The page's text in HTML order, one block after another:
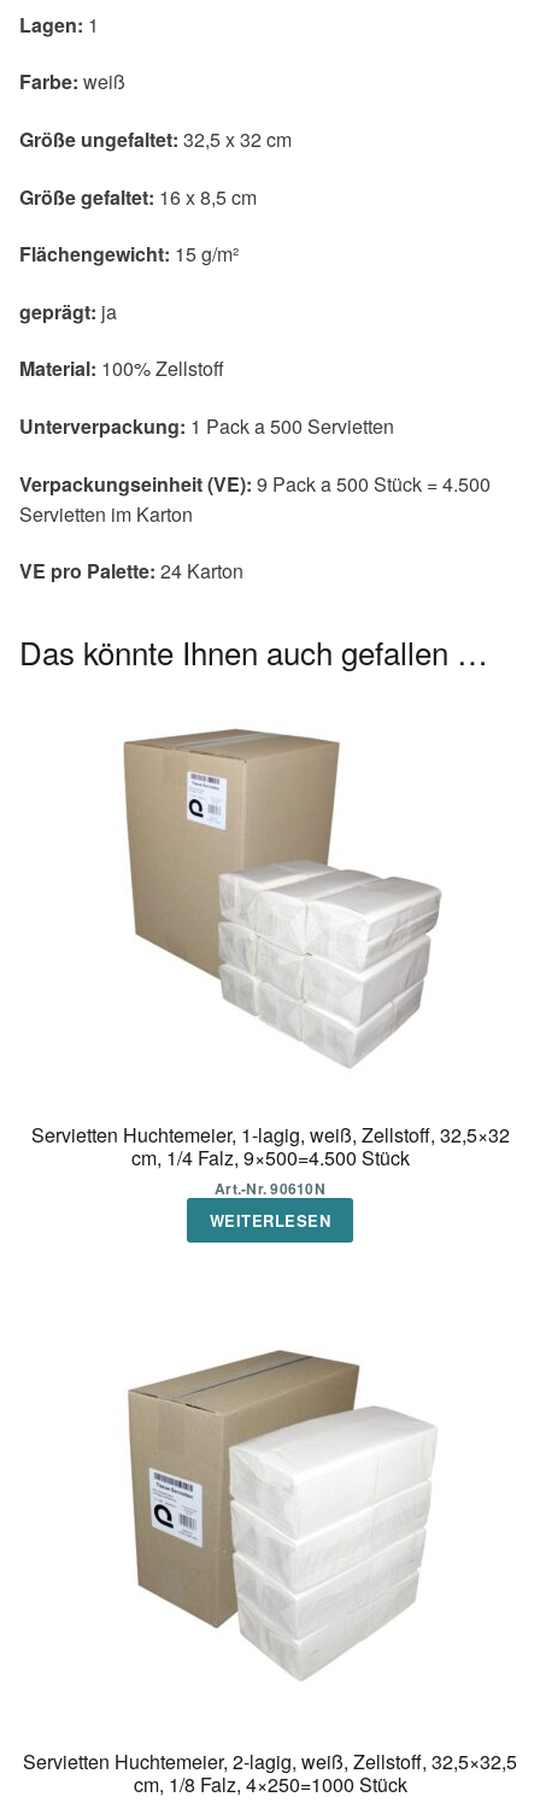
Lagen: 1
Farbe: weiß
Größe ungefaltet: 32,5 x 32 cm
Größe gefaltet: 16 x 8,5 cm
Flächengewicht: 15 g/m²
geprägt: ja
Material: 100% Zellstoff
Unterverpackung: 1 Pack a 500 Servietten
Verpackungseinheit (VE): 9 Pack a 500 Stück = 4.500
Servietten im Karton
VE pro Palette: 24 Karton
Das könnte Ihnen auch gefallen …
Servietten Huchtemeier, 1-lagig, weiß, Zellstoff, 32,5×32
cm, 1/4 Falz, 9×500=4.500 Stück
Art.-Nr. 90610N
WEITERLESEN
Servietten Huchtemeier, 2-lagig, weiß, Zellstoff, 32,5×32,5
cm, 1/8 Falz, 4×250=1000 Stück